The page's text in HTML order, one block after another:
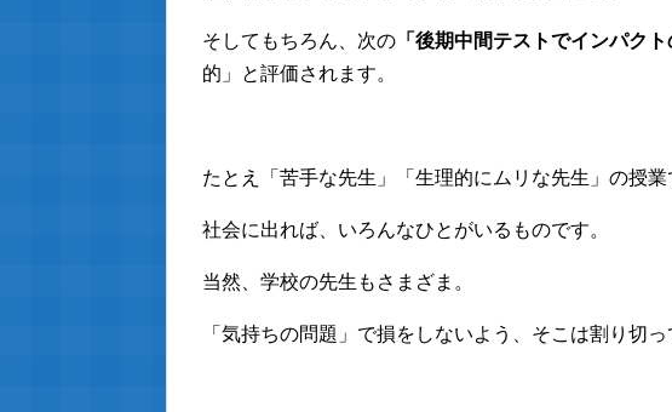
そしてもちろん、次の 「後期中間テストでインパク
的」と評価されます。
たとえ「苦手な先生」「生理的にムリな先生」の授業
社会に出れば、いろんなひとがいるものです。
当然、学校の先生もさまざま。
「気持ちの問題」で損をしないよう、そこは割り切